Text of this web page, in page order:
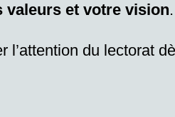
valeurs et votre vision.
du lectorat